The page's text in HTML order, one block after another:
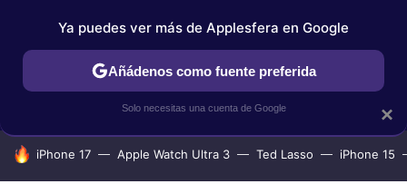
IPHONE TUTORIALES APPLESFERA SELECCIÓN
HOY SE HABLA DE
iPhone 17 Apple Watch Ultra 3 Ted Lasso iPhone 15
×
Ya puedes ver más de Applesfera en Google
Añádenos como fuente preferida
Solo necesitas una cuenta de Google